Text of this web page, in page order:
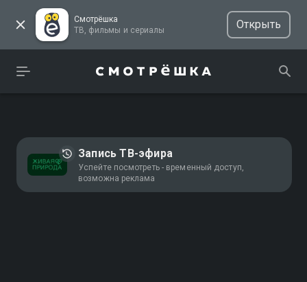
Смотрёшка
ТВ, фильмы и сериалы
Открыть
Запись ТВ-эфира
Успейте посмотреть - временный доступ,
возможна реклама